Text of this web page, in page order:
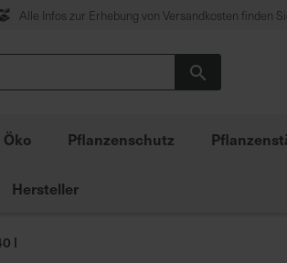
Alle Infos zur Erhebung von Versandkosten finden
Öko Pflanzenschutz
Hersteller
l